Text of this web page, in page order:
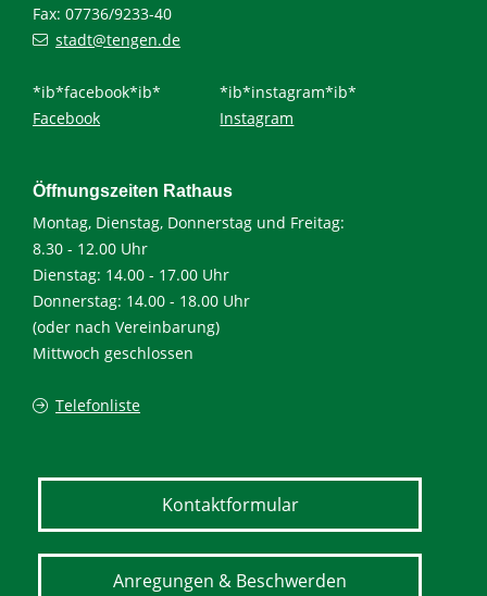
Fax: 07736/9233-40
stadt@tengen.de
*ib*facebook*ib*
Facebook
*ib*instagram*ib*
Instagram
Öffnungszeiten Rathaus
Montag, Dienstag, Donnerstag und Freitag:
8.30 - 12.00 Uhr
Dienstag: 14.00 - 17.00 Uhr
Donnerstag: 14.00 - 18.00 Uhr
(oder nach Vereinbarung)
Mittwoch geschlossen
Telefonliste
Kontaktformular
Anregungen & Beschwerden